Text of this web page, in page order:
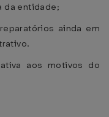
da entidade;
ainda em
aos motivos do